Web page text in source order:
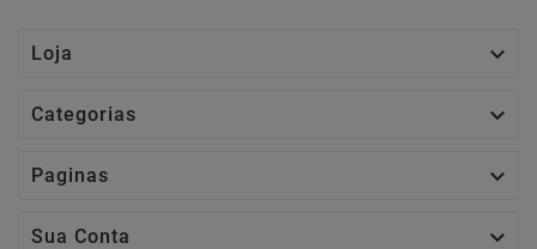
Loja 
Categorias 
Paginas 
Sua Conta 